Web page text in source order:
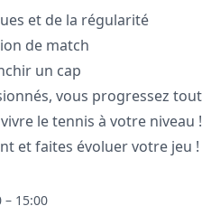
et de la régularité
de match
un cap
vous progressez
le tennis à votre niveau !
et faites évoluer votre jeu !
15:00